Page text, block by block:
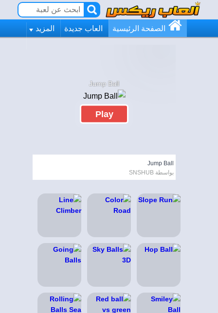
الصفحة الرئيسية العاب جديدة المزيد
Jump Ball
Play
Jump Ball
بواسطة SNSHUB